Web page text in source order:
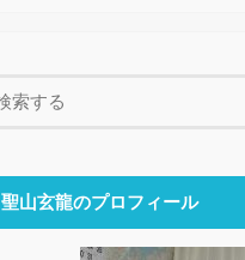
聖山玄龍のプロフィール